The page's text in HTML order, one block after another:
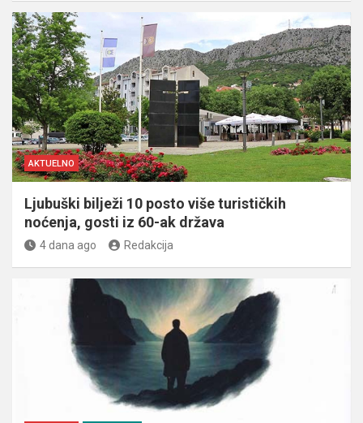
AKTUELNO
Ljubuški bilježi 10 posto više turističkih
noćenja, gosti iz 60-ak država
4 dana ago Redakcija